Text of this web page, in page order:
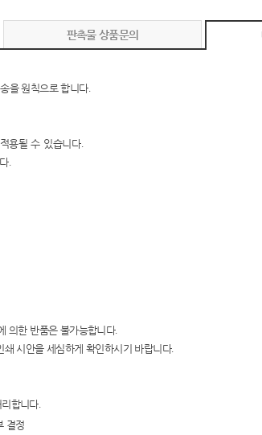
판촉물 상품문의
을 원칙으로 합니다.
적용될 수 있습니다.
.
의한 반품은 불가능합니다.
쇄 시안을 세심하게 확인하시기 바랍니다.
합니다.
결정